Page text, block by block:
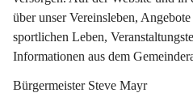
über unser Vereinsleben,
sportlichen Leben,
Informationen aus dem
Bürgermeister Steve Mayr